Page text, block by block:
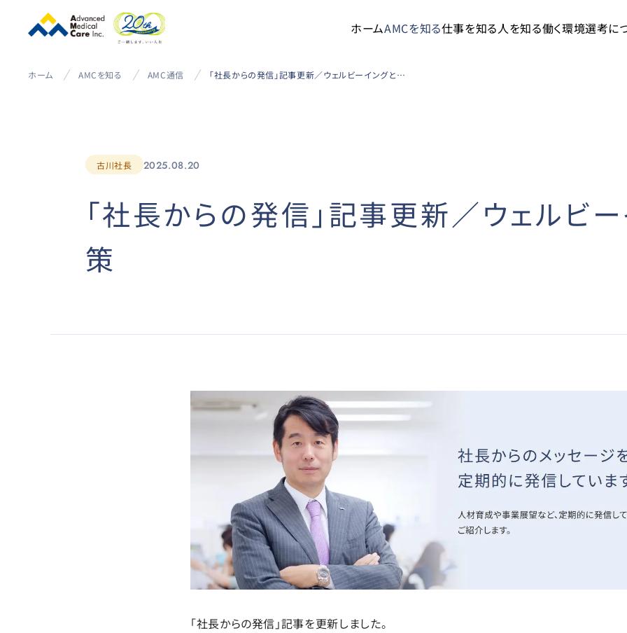
ホームAMCを知る仕事を知る人を知る働く環境選考に
ホーム AMCを知る AMC通信 「社長からの発信」記事更新／ウェルビーイングと認知症対策
古川社長 2025.08.20
「社長からの発信」記事更新／ウェルビ
策
「社長からの発信」記事を更新しました。